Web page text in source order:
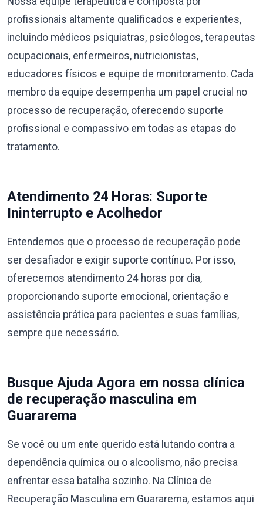
profissionais altamente qualificados e experientes,
incluindo médicos psiquiatras, psicólogos, terapeutas
ocupacionais, enfermeiros, nutricionistas,
educadores físicos e equipe de monitoramento. Cada
membro da equipe desempenha um papel crucial no
processo de recuperação, oferecendo suporte
profissional e compassivo em todas as etapas do
tratamento.
Atendimento 24 Horas: Suporte
Ininterrupto e Acolhedor
Entendemos que o processo de recuperação pode
ser desafiador e exigir suporte contínuo. Por isso,
oferecemos atendimento 24 horas por dia,
proporcionando suporte emocional, orientação e
assistência prática para pacientes e suas famílias,
sempre que necessário.
Busque Ajuda Agora em nossa clínica
de recuperação masculina em
Guararema
Se você ou um ente querido está lutando contra a
dependência química ou o alcoolismo, não precisa
enfrentar essa batalha sozinho. Na Clínica de
Recuperação Masculina em Guararema, estamos aqui